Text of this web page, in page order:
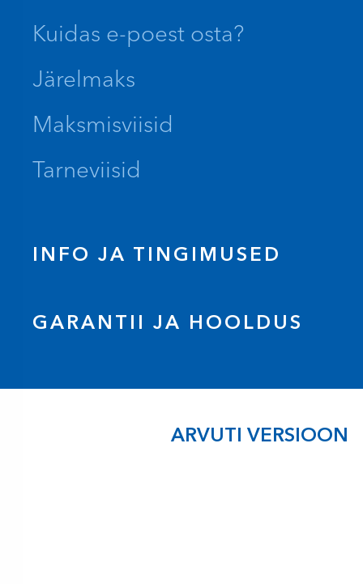
Kuidas e-poest osta?
Järelmaks
Maksmisviisid
Tarneviisid
INFO JA TINGIMUSED
GARANTII JA HOOLDUS
ARVUTI VERSIOON